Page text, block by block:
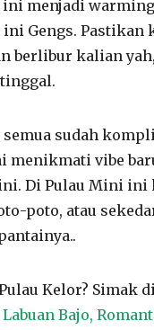
ini menjadi
Gengs. Pastikan
berlibur kalian
semua sudah
menikmati vibe
Di Pulau Mini ini
poto, atau
Kelor? Simak
Bajo,